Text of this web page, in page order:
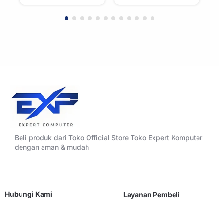
Beli produk dari Toko Official Store Toko Expert Komputer
dengan aman & mudah
Hubungi Kami
Layanan Pembeli